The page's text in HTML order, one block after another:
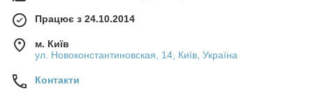
Працює з 24.10.2014
м. Київ
ул. Новоконстантиновская, 14, Київ, Україна
Контакти